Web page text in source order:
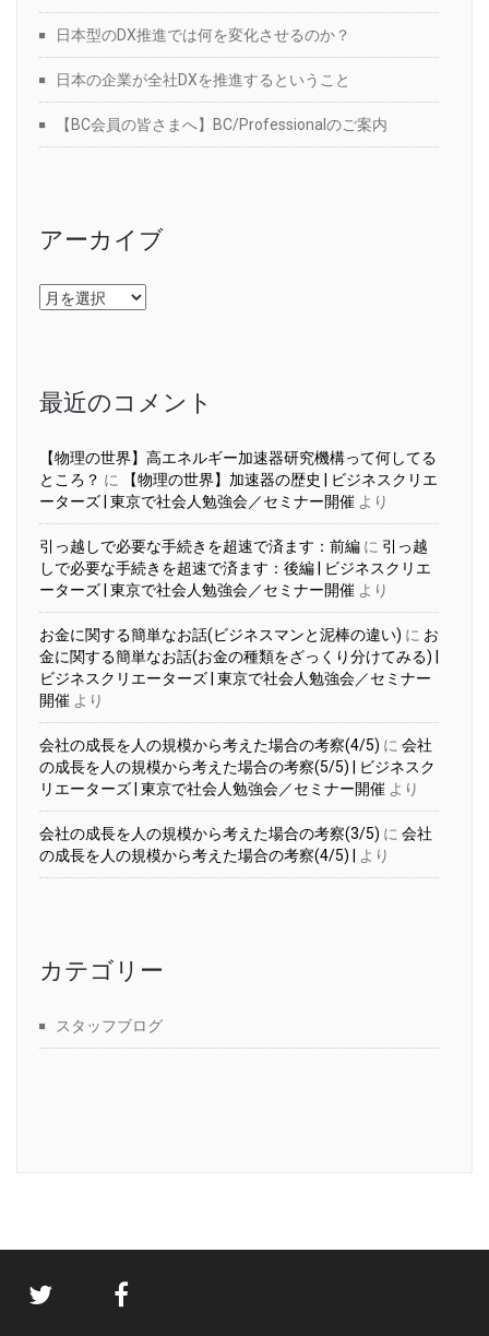
日本型のDX推進では何を変化させるのか？
日本の企業が全社DXを推進するということ
【BC会員の皆さまへ】BC/Professionalのご案内
アーカイブ
ア
ー
最近のコメント
【物理の世界】高エネルギー加速器研究機構って何してる
ところ？ に
【物理の世界】加速器の歴史 | ビジネスクリエ
ーターズ | 東京で社会人勉強会／セミナー開催 より
引っ越しで必要な手続きを超速で済ます：前編 に 引っ越
しで必要な手続きを超速で済ます：後編 | ビジネスクリエ
ーターズ | 東京で社会人勉強会／セミナー開催 より
お金に関する簡単なお話(ビジネスマンと泥棒の違い) に お
金に関する簡単なお話(お金の種類をざっくり分けてみる) |
ビジネスクリエーターズ | 東京で社会人勉強会／セミナー
開催 より
会社の成長を人の規模から考えた場合の考察(4/5) に 会社
の成長を人の規模から考えた場合の考察(5/5) | ビジネスク
リエーターズ | 東京で社会人勉強会／セミナー開催 より
会社の成長を人の規模から考えた場合の考察(3/5) に 会社
の成長を人の規模から考えた場合の考察(4/5) |
より
カテゴリー
スタッフブログ